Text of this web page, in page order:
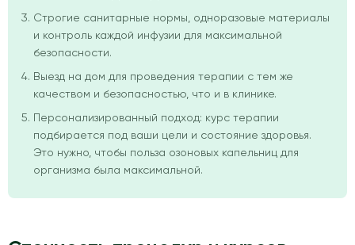
Строгие санитарные нормы, одноразовые материалы
и контроль каждой инфузии для максимальной
безопасности.
Выезд на дом для проведения терапии с тем же
качеством и безопасностью, что и в клинике.
Персонализированный подход: курс терапии
подбирается под ваши цели и состояние здоровья.
Это нужно, чтобы польза озоновых капельниц для
организма была максимальной.